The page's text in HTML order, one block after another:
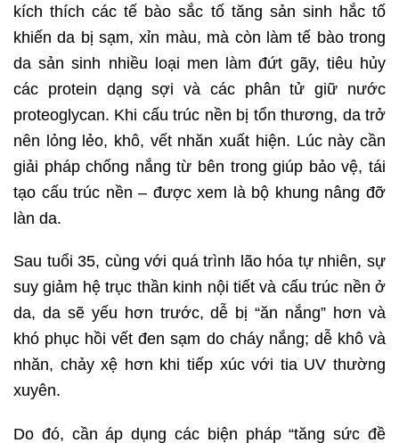
kích thích các tế bào sắc tố tăng sản sinh hắc tố
khiến da bị sạm, xỉn màu, mà còn làm tế bào trong
da sản sinh nhiều loại men làm đứt gãy, tiêu hủy
các protein dạng sợi và các phân tử giữ nước
proteoglycan. Khi cấu trúc nền bị tổn thương, da trở
nên lỏng lẻo, khô, vết nhăn xuất hiện. Lúc này cần
giải pháp chống nắng từ bên trong giúp bảo vệ, tái
tạo cấu trúc nền – được xem là bộ khung nâng đỡ
làn da.
Sau tuổi 35, cùng với quá trình lão hóa tự nhiên, sự
suy giảm hệ trục thần kinh nội tiết và cấu trúc nền ở
da, da sẽ yếu hơn trước, dễ bị “ăn nắng” hơn và
khó phục hồi vết đen sạm do cháy nắng; dễ khô và
nhăn, chảy xệ hơn khi tiếp xúc với tia UV thường
xuyên.
Do đó, cần áp dụng các biện pháp “tăng sức đề